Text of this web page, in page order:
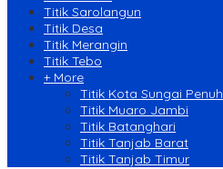
Titik Sarolangun
Titik Desa
Titik Merangin
Titik Tebo
+ More
Titik Kota Sungai Penuh
Titik Muaro Jambi
Titik Batanghari
Titik Tanjab Barat
Titik Tanjab Timur